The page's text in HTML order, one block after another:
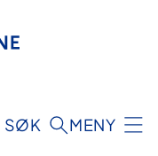
SØK MENY